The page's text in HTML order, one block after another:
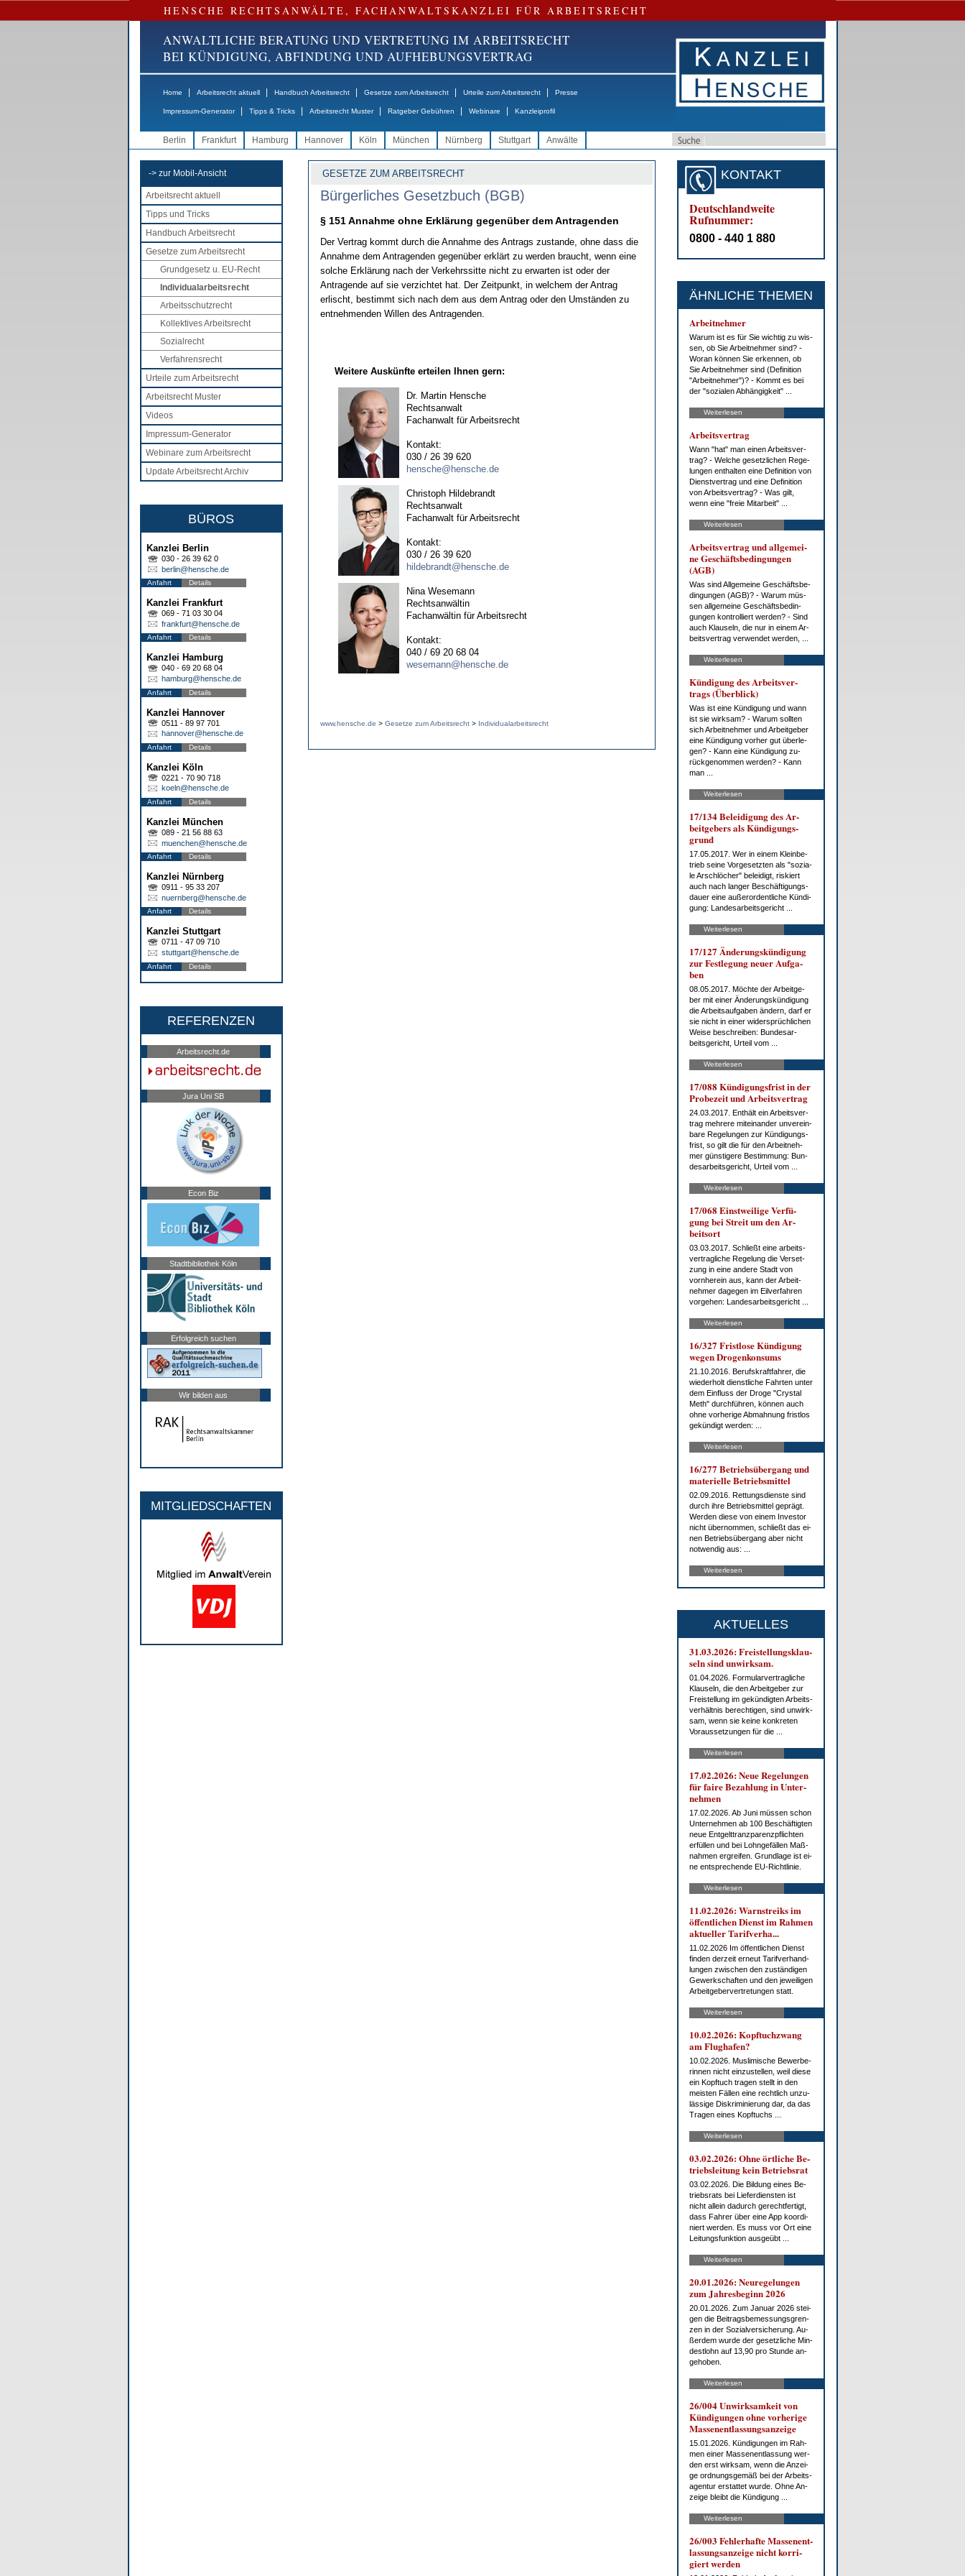
HENSCHE RECHTSANWÄLTE, FACHANWALTSKANZLEI FÜR ARBEITSRECHT
ANWALTLICHE BERATUNG UND VERTRETUNG IM ARBEITSRECHT
BEI KÜNDIGUNG, ABFINDUNG UND AUFHEBUNGSVERTRAG
Home Arbeitsrecht aktuell Handbuch Arbeitsrecht Gesetze zum Arbeitsrecht Urteile zum Arbeitsrecht Presse
Impressum-Generator Tipps & Tricks Arbeitsrecht Muster Ratgeber Gebühren Webinare Kanzleiprofil
Berlin Frankfurt Hamburg Hannover Köln München Nürnberg Stuttgart Anwälte
-> zur Mobil-Ansicht
Arbeitsrecht aktuell
Tipps und Tricks
Handbuch Arbeitsrecht
Gesetze zum Arbeitsrecht
Grundgesetz u. EU-Recht
Individualarbeitsrecht
Arbeitsschutzrecht
Kollektives Arbeitsrecht
Sozialrecht
Verfahrensrecht
Urteile zum Arbeitsrecht
Arbeitsrecht Muster
Videos
Impressum-Generator
Webinare zum Arbeitsrecht
Update Arbeitsrecht Archiv
BÜROS
Kanzlei Berlin
030 - 26 39 62 0
berlin@hensche.de
Anfahrt Details
Kanzlei Frankfurt
069 - 71 03 30 04
frankfurt@hensche.de
Anfahrt Details
Kanzlei Hamburg
040 - 69 20 68 04
hamburg@hensche.de
Anfahrt Details
Kanzlei Hannover
0511 - 89 97 701
hannover@hensche.de
Anfahrt Details
Kanzlei Köln
0221 - 70 90 718
koeln@hensche.de
Anfahrt Details
Kanzlei München
089 - 21 56 88 63
muenchen@hensche.de
Anfahrt Details
Kanzlei Nürnberg
0911 - 95 33 207
nuernberg@hensche.de
Anfahrt Details
Kanzlei Stuttgart
0711 - 47 09 710
stuttgart@hensche.de
Anfahrt Details
REFERENZEN
Arbeitsrecht.de
Jura Uni SB
Econ Biz
Stadtbibliothek Köln
Erfolgreich suchen
Wir bilden aus
MITGLIEDSCHAFTEN
GESETZE ZUM ARBEITSRECHT
Bürgerliches Gesetzbuch (BGB)
§ 151 Annahme ohne Erklärung gegenüber dem Antragenden
Der Vertrag kommt durch die Annahme des Antrags zustande, ohne dass die
Annahme dem Antragenden gegenüber erklärt zu werden braucht, wenn eine
solche Erklärung nach der Verkehrssitte nicht zu erwarten ist oder der
Antragende auf sie verzichtet hat. Der Zeitpunkt, in welchem der Antrag
erlischt, bestimmt sich nach dem aus dem Antrag oder den Umständen zu
entnehmenden Willen des Antragenden.
Weitere Auskünfte erteilen Ihnen gern:
Dr. Martin Hensche
Rechtsanwalt
Fachanwalt für Arbeitsrecht
Kontakt:
030 / 26 39 620
hensche@hensche.de
Christoph Hildebrandt
Rechtsanwalt
Fachanwalt für Arbeitsrecht
Kontakt:
030 / 26 39 620
hildebrandt@hensche.de
Nina Wesemann
Rechtsanwältin
Fachanwältin für Arbeitsrecht
Kontakt:
040 / 69 20 68 04
wesemann@hensche.de
www.hensche.de > Gesetze zum Arbeitsrecht > Individualarbeitsrecht
KONTAKT
Deutschlandweite
Rufnummer:
0800 - 440 1 880
ÄHNLICHE THEMEN
Ar­beit­neh­mer
War­um ist es für Sie wich­tig zu wis­
sen, ob Sie Ar­beit­neh­mer sind? -
Wor­an kön­nen Sie er­ken­nen, ob
Sie Ar­beit­neh­mer sind (De­fi­ni­ti­on
"Ar­beit­neh­mer")? - Kommt es bei
der "so­zia­len Ab­hän­gig­keit" ...
Weiterlesen
Ar­beits­ver­trag
Wann "hat" man ei­nen Ar­beits­ver­
trag? - Wel­che ge­setz­li­chen Re­ge­
lun­gen ent­hal­ten ei­ne De­fi­ni­ti­on von
Dienst­ver­trag und ei­ne De­fi­ni­ti­on
von Ar­beits­ver­trag? - Was gilt,
wenn ei­ne "freie Mit­ar­beit" ...
Weiterlesen
Ar­beits­ver­trag und all­ge­mei­
ne Ge­schäfts­be­din­gun­gen
(AGB)
Was sind All­ge­mei­ne Ge­schäfts­be­
din­gun­gen (AGB)? - War­um müs­
sen all­ge­mei­ne Ge­schäfts­be­din­
gun­gen kon­trol­liert wer­den? - Sind
auch Klau­seln, die nur in ei­nem Ar­
beits­ver­trag ver­wen­det wer­den, ...
Weiterlesen
Kün­di­gung des Ar­beits­ver­
trags (Über­blick)
Was ist ei­ne Kün­di­gung und wann
ist sie wirk­sam? - War­um soll­ten
sich Ar­beit­neh­mer und Ar­beit­ge­ber
ei­ne Kün­di­gung vor­her gut über­le­
gen? - Kann ei­ne Kün­di­gung zu­
rück­ge­nom­men wer­den? - Kann
man ...
Weiterlesen
17/134 Be­lei­di­gung des Ar­
beit­ge­bers als Kün­di­gungs­
grund
17.05.2017. Wer in ei­nem Klein­be­
trieb sei­ne Vor­ge­setz­ten als "so­zia­
le Arsch­lö­cher" be­lei­digt, ris­kiert
auch nach lan­ger Be­schäf­ti­gungs­
dau­er ei­ne au­ßer­or­dent­li­che Kün­di­
gung: Lan­des­ar­beits­ge­richt ...
Weiterlesen
17/127 Än­de­rungs­kün­di­gung
zur Fest­le­gung neu­er Auf­ga­
ben
08.05.2017. Möch­te der Ar­beit­ge­
ber mit ei­ner Än­de­rungs­kün­di­gung
die Ar­beits­auf­ga­ben än­dern, darf er
sie nicht in ei­ner wi­der­sprüch­li­chen
Wei­se be­schrei­ben: Bun­des­ar­
beits­ge­richt, Ur­teil vom ...
Weiterlesen
17/088 Kün­di­gungs­frist in der
Pro­be­zeit und Ar­beits­ver­trag
24.03.2017. Ent­hält ein Ar­beits­ver­
trag meh­re­re mit­ein­an­der un­ver­ein­
ba­re Re­ge­lun­gen zur Kün­di­gungs­
frist, so gilt die für den Ar­beit­neh­
mer güns­ti­ge­re Be­stim­mung: Bun­
des­ar­beits­ge­richt, Ur­teil vom ...
Weiterlesen
17/068 Einst­wei­li­ge Ver­fü­
gung bei Streit um den Ar­
beits­ort
03.03.2017. Schließt ei­ne ar­beits­
ver­trag­li­che Re­ge­lung die Ver­set­
zung in ei­ne an­de­re Stadt von
vorn­her­ein aus, kann der Ar­beit­
neh­mer da­ge­gen im Eil­ver­fah­ren
vor­ge­hen: Lan­des­ar­beits­ge­richt ...
Weiterlesen
16/327 Frist­lo­se Kün­di­gung
we­gen Dro­gen­kon­sums
21.10.2016. Be­rufs­kraft­fah­rer, die
wie­der­holt dienst­li­che Fahr­ten un­ter
dem Ein­fluss der Dro­ge "Crys­tal
Meth" durch­füh­ren, kön­nen auch
oh­ne vor­he­ri­ge Ab­mah­nung frist­los
ge­kün­digt wer­den: ...
Weiterlesen
16/277 Be­triebs­über­gang und
ma­te­ri­el­le Be­triebs­mit­tel
02.09.2016. Ret­tungs­diens­te sind
durch ih­re Be­triebs­mit­tel ge­prägt.
Wer­den die­se von ei­nem In­ves­tor
nicht über­nom­men, schließt das ei­
nen Be­triebs­über­gang aber nicht
not­wen­dig aus: ...
Weiterlesen
AKTUELLES
31.03.2026: Frei­stel­lungs­klau­
seln sind un­wirk­sam.
01.04.2026. For­mu­lar­ver­trag­li­che
Klau­seln, die den Ar­beit­ge­ber zur
Frei­stel­lung im ge­kün­dig­ten Ar­beits­
ver­hält­nis be­rech­ti­gen, sind un­wirk­
sam, wenn sie kei­ne kon­kre­ten
Vor­aus­set­zun­gen für die ...
Weiterlesen
17.02.2026: Neue Re­ge­lun­gen
für fai­re Be­zah­lung in Un­ter­
neh­men
17.02.2026. Ab Ju­ni müs­sen schon
Un­ter­neh­men ab 100 Be­schäf­tig­ten
neue Ent­gelt­tranz­pa­renz­pflich­ten
er­fül­len und bei Lohn­ge­fäl­len Maß­
nah­men er­grei­fen. Grund­la­ge ist ei­
ne ent­spre­chen­de EU-Richt­li­nie.
Weiterlesen
11.02.2026: Warn­streiks im
öf­fent­li­chen Dienst im Rah­men
ak­tu­el­ler Ta­rif­ver­ha...
11.02.2026 Im öf­fent­li­chen Dienst
fin­den der­zeit er­neut Ta­rif­ver­hand­
lun­gen zwi­schen den zu­stän­di­gen
Ge­werk­schaf­ten und den je­wei­li­gen
Ar­beit­ge­ber­ver­tre­tun­gen statt.
Weiterlesen
10.02.2026: Kopf­tuch­zwang
am Flug­ha­fen?
10.02.2026. Mus­li­mi­sche Be­wer­be­
rin­nen nicht ein­zu­stel­len, weil die­se
ein Kopf­tuch tra­gen stellt in den
meis­ten Fäl­len ei­ne recht­lich un­zu­
läs­si­ge Dis­kri­mi­nie­rung dar, da das
Tra­gen ei­nes Kopf­tuchs ...
Weiterlesen
03.02.2026: Oh­ne ört­li­che Be­
triebs­lei­tung kein Be­triebs­rat
03.02.2026. Die Bil­dung ei­nes Be­
triebs­rats bei Lie­fer­diens­ten ist
nicht al­lein da­durch ge­recht­fer­tigt,
dass Fah­rer über ei­ne App ko­or­di­
niert wer­den. Es muss vor Ort ei­ne
Lei­tungs­funk­ti­on aus­ge­übt ...
Weiterlesen
20.01.2026: Neu­re­ge­lun­gen
zum Jah­res­be­ginn 2026
20.01.2026. Zum Ja­nu­ar 2026 stei­
gen die Bei­trags­be­mes­sungs­gren­
zen in der So­zi­al­ver­si­che­rung. Au­
ßer­dem wur­de der ge­setz­li­che Min­
dest­lohn auf 13,90 pro St­un­de an­
ge­ho­ben.
Weiterlesen
26/004 Un­wirk­sam­keit von
Kün­di­gun­gen oh­ne vor­he­ri­ge
Mas­sen­ent­las­sungs­an­zei­ge
15.01.2026. Kün­di­gun­gen im Rah­
men ei­ner Mas­sen­ent­las­sung wer­
den erst wirk­sam, wenn die An­zei­
ge ord­nungs­ge­mäß bei der Ar­beits­
agen­tur er­stat­tet wur­de. Oh­ne An­
zei­ge bleibt die Kün­di­gung ...
Weiterlesen
26/003 Feh­ler­haf­te Mas­sen­ent­
las­sungs­an­zei­ge nicht kor­ri­
giert wer­den